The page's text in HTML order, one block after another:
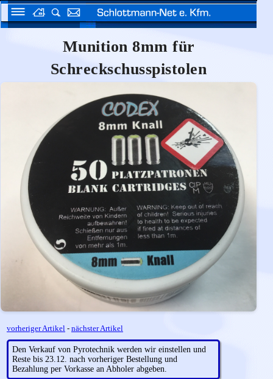
Munition 8mm für
Schreckschusspistolen
vorheriger Artikel - nächster Artikel
Den Verkauf von Pyrotechnik werden wir einstellen und
Reste bis 23.12. nach vorheriger Bestellung und
Bezahlung per Vorkasse an Abholer abgeben.